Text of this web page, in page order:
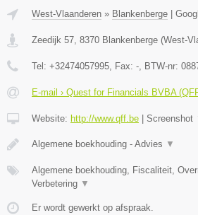
West-Vlaanderen » Blankenberge
Zeedijk 57, 8370 Blankenberge (West-
Tel: +32474057995, Fax: -, BTW-nr:
E-mail › Quest for Financials BVBA
Website: http://www.qff.be Screenshot
Algemene boekhouding - Advies ▼
Algemene boekhouding, Fiscaliteit,
Verbetering ▼
Er wordt gewerkt op afspraak.